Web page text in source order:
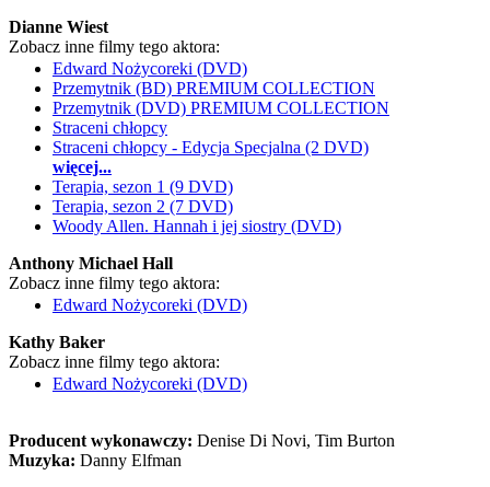
Dianne Wiest
Zobacz inne filmy tego aktora:
Edward Nożycoreki (DVD)
Przemytnik (BD) PREMIUM COLLECTION
Przemytnik (DVD) PREMIUM COLLECTION
Straceni chłopcy
Straceni chłopcy - Edycja Specjalna (2 DVD)
więcej...
Terapia, sezon 1 (9 DVD)
Terapia, sezon 2 (7 DVD)
Woody Allen. Hannah i jej siostry (DVD)
Anthony Michael Hall
Zobacz inne filmy tego aktora:
Edward Nożycoreki (DVD)
Kathy Baker
Zobacz inne filmy tego aktora:
Edward Nożycoreki (DVD)
Producent wykonawczy: Denise Di Novi, Tim Burton
Muzyka: Danny Elfman